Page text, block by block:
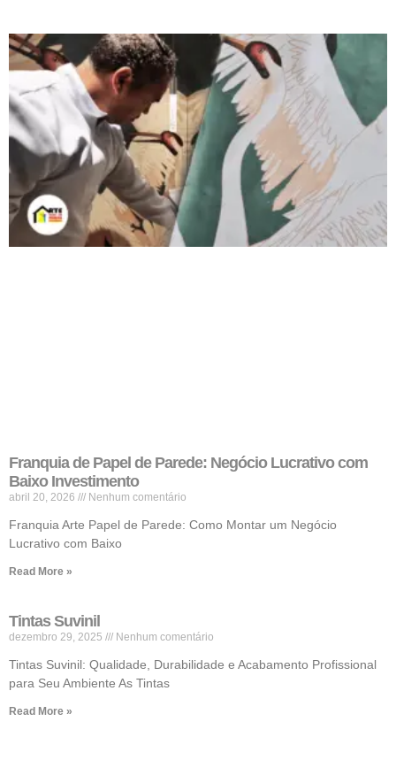
Franquia de Papel de Parede: Negócio Lucrativo com
Baixo Investimento
abril 20, 2026 Nenhum comentário
Franquia Arte Papel de Parede: Como Montar um Negócio
Lucrativo com Baixo
Read More »
Tintas Suvinil
dezembro 29, 2025 Nenhum comentário
Tintas Suvinil: Qualidade, Durabilidade e Acabamento Profissional
para Seu Ambiente As Tintas
Read More »